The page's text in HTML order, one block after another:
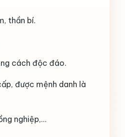
thần bí.
cách độc đáo.
được mệnh danh là
nghiệp,…